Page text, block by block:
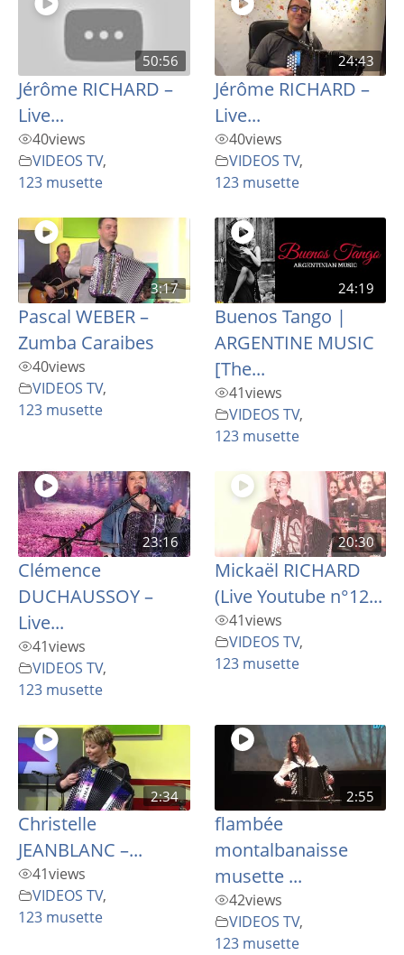
50:56
Jérôme RICHARD –
Live...
40views
VIDEOS TV,
123 musette
24:43
Jérôme RICHARD –
Live...
40views
VIDEOS TV,
123 musette
3:17
Pascal WEBER –
Zumba Caraibes
40views
VIDEOS TV,
123 musette
24:19
Buenos Tango |
ARGENTINE MUSIC
[The...
41views
VIDEOS TV,
123 musette
23:16
Clémence
DUCHAUSSOY –
Live...
41views
VIDEOS TV,
123 musette
20:30
Mickaël RICHARD
(Live Youtube n°12...
41views
VIDEOS TV,
123 musette
2:34
Christelle
JEANBLANC –...
41views
VIDEOS TV,
123 musette
2:55
flambée
montalbanaisse
musette ...
42views
VIDEOS TV,
123 musette